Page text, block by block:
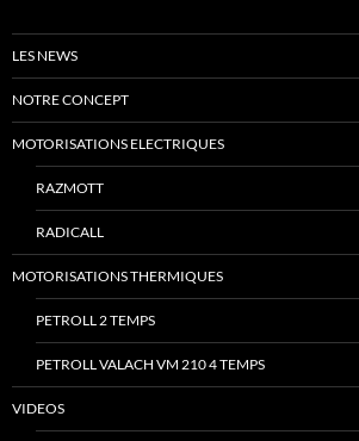
LES NEWS
NOTRE CONCEPT
MOTORISATIONS ELECTRIQUES
RAZMOTT
RADICALL
MOTORISATIONS THERMIQUES
PETROLL 2 TEMPS
PETROLL VALACH VM 210 4 TEMPS
VIDEOS